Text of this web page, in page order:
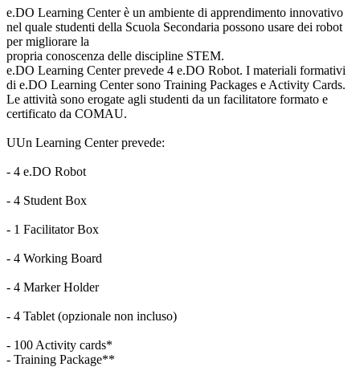
e.DO Learning Center è un ambiente di apprendimento innovativo
nel quale studenti della Scuola Secondaria possono usare dei robot
per migliorare la
propria conoscenza delle discipline STEM.
e.DO Learning Center prevede 4 e.DO Robot. I materiali formativi
di e.DO Learning Center sono Training Packages e Activity Cards.
Le attività sono erogate agli studenti da un facilitatore formato e
certificato da COMAU.
UUn Learning Center prevede:
- 4 e.DO Robot
- 4 Student Box
- 1 Facilitator Box
- 4 Working Board
- 4 Marker Holder
- 4 Tablet (opzionale non incluso)
- 100 Activity cards*
- Training Package**